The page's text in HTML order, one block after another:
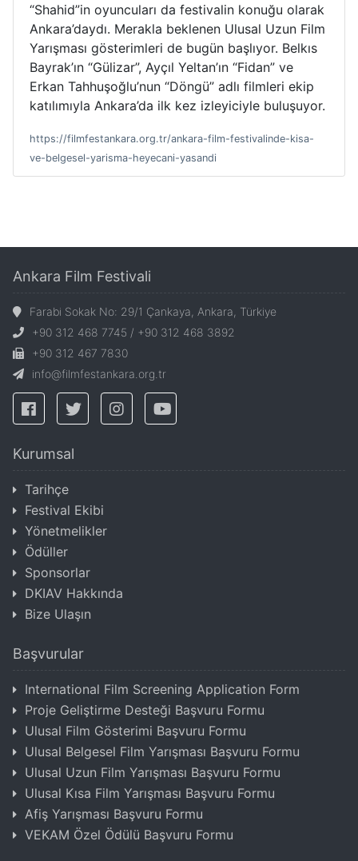
“Shahid”in oyuncuları da festivalin konuğu olarak
Ankara’daydı. Merakla beklenen Ulusal Uzun Film
Yarışması gösterimleri de bugün başlıyor. Belkıs
Bayrak’ın “Gülizar”, Ayçıl Yeltan’ın “Fidan” ve
Erkan Tahhuşoğlu’nun “Döngü” adlı filmleri ekip
katılımıyla Ankara’da ilk kez izleyiciyle buluşuyor.
https://filmfestankara.org.tr/ankara-film-festivalinde-kisa-
ve-belgesel-yarisma-heyecani-yasandi
Ankara Film Festivali
Farabi Sokak No: 29/1 Çankaya, Ankara, Türkiye
+90 312 468 7745 / +90 312 468 3892
+90 312 467 7830
info@filmfestankara.org.tr
Kurumsal
Tarihçe
Festival Ekibi
Yönetmelikler
Ödüller
Sponsorlar
DKIAV Hakkında
Bize Ulaşın
Başvurular
International Film Screening Application Form
Proje Geliştirme Desteği Başvuru Formu
Ulusal Film Gösterimi Başvuru Formu
Ulusal Belgesel Film Yarışması Başvuru Formu
Ulusal Uzun Film Yarışması Başvuru Formu
Ulusal Kısa Film Yarışması Başvuru Formu
Afiş Yarışması Başvuru Formu
VEKAM Özel Ödülü Başvuru Formu